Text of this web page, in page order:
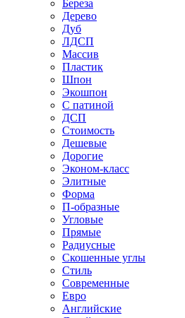
Береза
Дерево
Дуб
ЛДСП
Массив
Пластик
Шпон
Экошпон
С патиной
ДСП
Стоимость
Дешевые
Дорогие
Эконом-класс
Элитные
Форма
П-образные
Угловые
Прямые
Радиусные
Скошенные углы
Стиль
Современные
Евро
Английские